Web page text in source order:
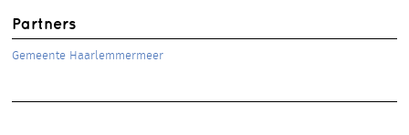
Partners
Gemeente Haarlemmermeer